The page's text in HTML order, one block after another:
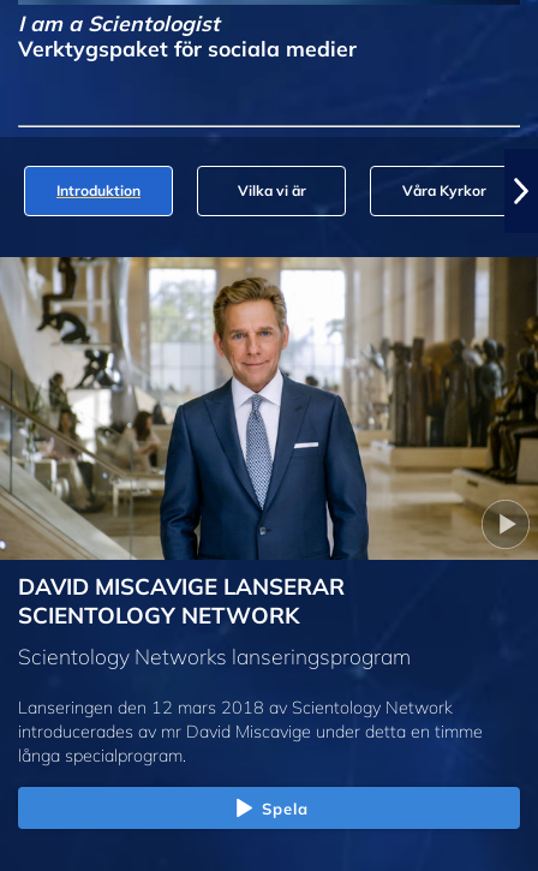
I am a Scientologist
Verktygspaket för sociala medier
Introduktion Vilka vi är Våra Kyrkor
DAVID MISCAVIGE LANSERAR
SCIENTOLOGY NETWORK
Scientology Networks lanseringsprogram
Lanseringen den 12 mars 2018 av Scientology Network
introducerades av mr David Miscavige under detta en timme
långa specialprogram.
Spela